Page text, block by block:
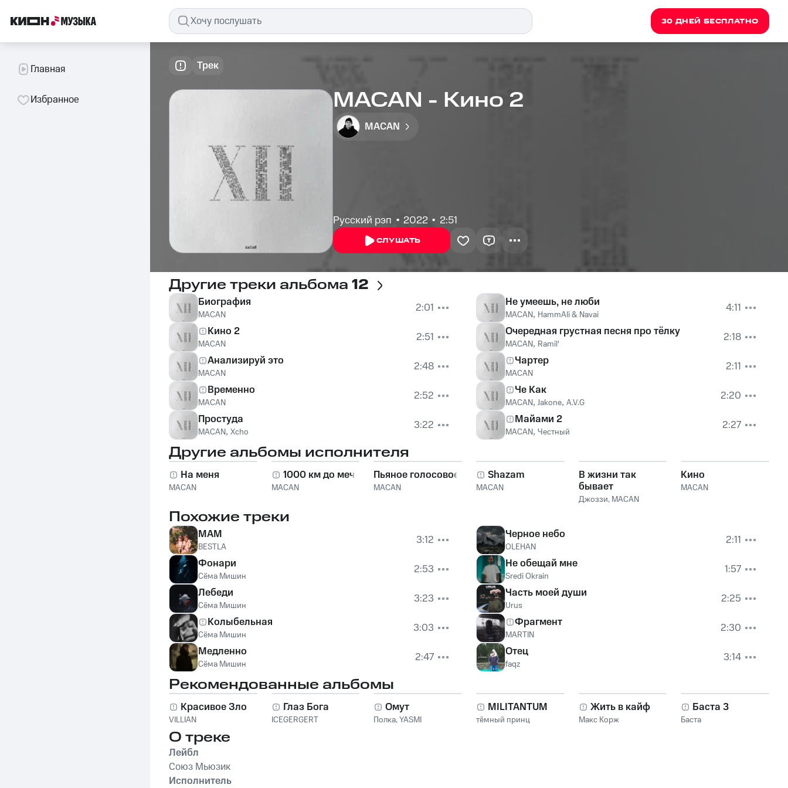
30 ДНЕЙ БЕСПЛАТНО
Главная
Избранное
Трек
MACAN - Кино 2
MACAN
Русский рэп 2022 2:51
СЛУШАТЬ
Другие треки альбома 12
Биография
MACAN
2:01
Кино 2
MACAN
2:51
Анализируй это
MACAN
2:48
Временно
MACAN
2:52
Простуда
MACAN, Xcho 3:22
Не умеешь, не люби
MACAN, HammAli & Navai
4:11
Очередная грустная песня про тёлку
MACAN, Ramil'
2:18
Чартер
MACAN
2:11
Че Как
MACAN, Jakone, A.V.G
2:20
Майами 2
MACAN, Честный 2:27
Другие альбомы исполнителя
На меня
MACAN
1000 км до мечты
MACAN
Пьяное голосовое
MACAN
Shazam
MACAN
В жизни так
бывает
Джоззи, MACAN
Кино
MACAN
Похожие треки
МАМ
BESTLA
3:12
Фонари
Сёма Мишин
2:53
Лебеди
Сёма Мишин
3:23
Колыбельная
Сёма Мишин
3:03
Медленно
Сёма Мишин 2:47
Черное небо
OLEHAN
2:11
Не обещай мне
Sredi Okrain
1:57
Часть моей души
Urus
2:25
Фрагмент
MARTIN
2:30
Отец
faqz 3:14
Рекомендованные альбомы
Красивое Зло
VILLIAN
Глаз Бога
ICEGERGERT
Омут
Полка,YASMI
MILITANTUM
тёмный принц
Жить в кайф
Макс Корж
Баста 3
Баста
О треке
Лейбл
Союз Мьюзик
Исполнитель